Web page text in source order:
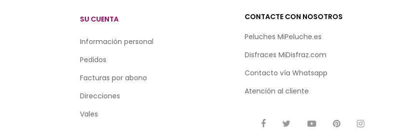
SU CUENTA
Información personal
Pedidos
Facturas por abono
Direcciones
Vales
CONTACTE CON NOSOTROS
Peluches MiPeluche.es
Disfraces MiDisfraz.com
Contacto vía Whatsapp
Atención al cliente